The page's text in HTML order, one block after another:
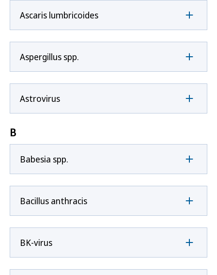
Ascaris lumbricoides
Aspergillus spp.
Astrovirus
B
Babesia spp.
Bacillus anthracis
BK-virus